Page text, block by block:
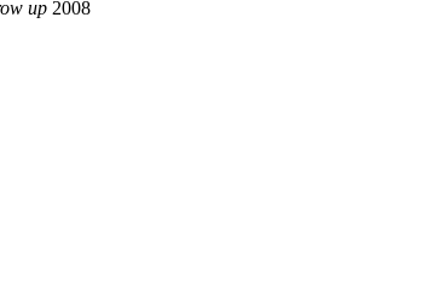
up 2008